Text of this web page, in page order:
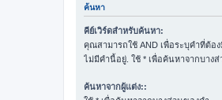
ค้นหา
คีย์เวิร์ดสำหรับค้นหา:
คุณสามารถใช้ AND เพื่อระบุคำที่ต้อ
ไม่มีคำนี้อยู่. ใช้ * เพื่อค้นหาจากบาง
ค้นหาจากผู้แต่ง::